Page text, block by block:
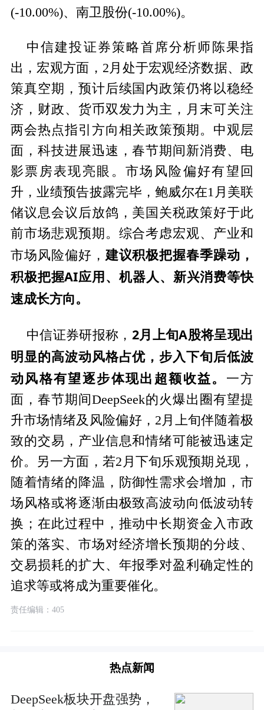
(-10.00%)、南卫股份(-10.00%)。
中信建投证券策略首席分析师陈果指
出，宏观方面，2月处于宏观经济数据、政
策真空期，预计后续国内政策仍将以稳经
济，财政、货币双发力为主，月末可关注
两会热点指引方向相关政策预期。中观层
面，科技进展迅速，春节期间新消费、电
影票房表现亮眼。市场风险偏好有望回
升，业绩预告披露完毕，鲍威尔在1月美联
储议息会议后放鸽，美国关税政策好于此
前市场悲观预期。综合考虑宏观、产业和
市场风险偏好， 建议积极把握春季躁动，
积极把握AI应用、机器人、新兴消费等快
速成长方向。
中信证券研报称， 2月上旬A股将呈现出
明显的高波动风格占优，步入下旬后低波
动风格有望逐步体现出超额收益。
一方
面，春节期间DeepSeek的火爆出圈有望提
升市场情绪及风险偏好，2月上旬伴随着极
致的交易，产业信息和情绪可能被迅速定
价。另一方面，若2月下旬乐观预期兑现，
随着情绪的降温，防御性需求会增加，市
场风格或将逐渐由极致高波动向低波动转
换；在此过程中，推动中长期资金入市政
策的落实、市场对经济增长预期的分歧、
交易损耗的扩大、年报季对盈利确定性的
追求等或将成为重要催化。
责任编辑：405
热点新闻
DeepSeek板块开盘强势，